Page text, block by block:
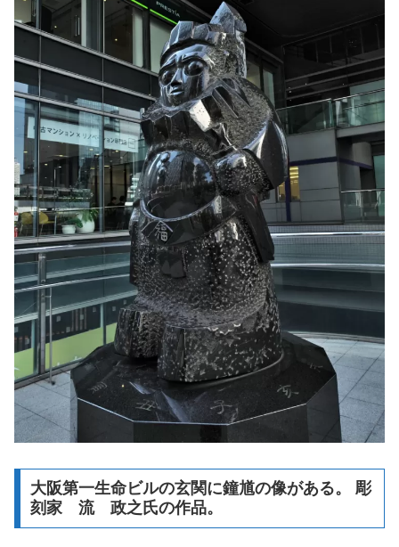
大阪第一生命ビルの玄関に鐘馗の像がある。 彫
刻家 流 政之氏の作品。